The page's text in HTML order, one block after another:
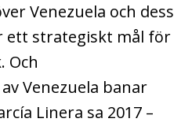
Venezuela och dess
ett strategiskt mål för
Och
Venezuela banar
Linera sa 2017 –